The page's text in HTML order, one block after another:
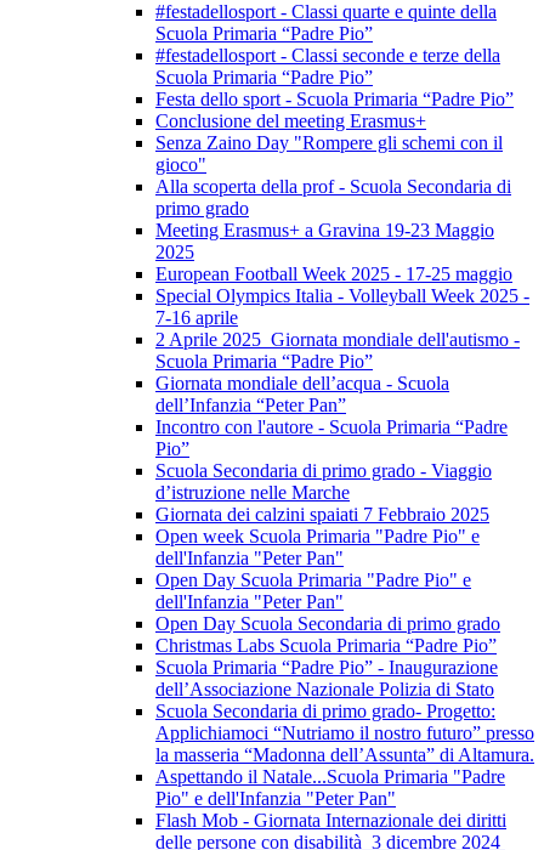
#festadellosport - Classi quarte e quinte della
Scuola Primaria “Padre Pio”
#festadellosport - Classi seconde e terze della
Scuola Primaria “Padre Pio”
Festa dello sport - Scuola Primaria “Padre Pio”
Conclusione del meeting Erasmus+
Senza Zaino Day "Rompere gli schemi con il
gioco"
Alla scoperta della prof - Scuola Secondaria di
primo grado
Meeting Erasmus+ a Gravina 19-23 Maggio
2025
European Football Week 2025 - 17-25 maggio
Special Olympics Italia - Volleyball Week 2025 -
7-16 aprile
2 Aprile 2025 Giornata mondiale dell'autismo -
Scuola Primaria “Padre Pio”
Giornata mondiale dell’acqua - Scuola
dell’Infanzia “Peter Pan”
Incontro con l'autore - Scuola Primaria “Padre
Pio”
Scuola Secondaria di primo grado - Viaggio
d’istruzione nelle Marche
Giornata dei calzini spaiati 7 Febbraio 2025
Open week Scuola Primaria "Padre Pio" e
dell'Infanzia "Peter Pan"
Open Day Scuola Primaria "Padre Pio" e
dell'Infanzia "Peter Pan"
Open Day Scuola Secondaria di primo grado
Christmas Labs Scuola Primaria “Padre Pio”
Scuola Primaria “Padre Pio” - Inaugurazione
dell’Associazione Nazionale Polizia di Stato
Scuola Secondaria di primo grado- Progetto:
Applichiamoci “Nutriamo il nostro futuro” presso
la masseria “Madonna dell’Assunta” di Altamura.
Aspettando il Natale...Scuola Primaria "Padre
Pio" e dell'Infanzia "Peter Pan"
Flash Mob - Giornata Internazionale dei diritti
delle persone con disabilità 3 dicembre 2024